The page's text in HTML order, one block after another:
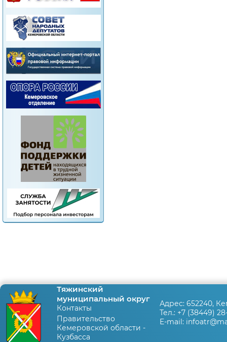
Тяжинский
муниципальный округ
Контакты
Правительство
Кемеровской области -
Кузбасса
Адрес: 652240,
Тел.: +7 (38449)
E-mail: